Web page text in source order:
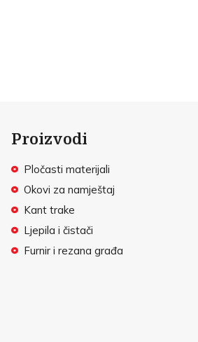
Proizvodi
Pločasti materijali
Okovi za namještaj
Kant trake
Ljepila i čistači
Furnir i rezana građa